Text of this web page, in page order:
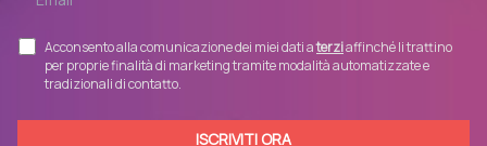
Acconsento alla comunicazione dei miei dati aterziaffinché li trattino
per proprie finalità di marketing tramite modalità automatizzate e
tradizionali di contatto.